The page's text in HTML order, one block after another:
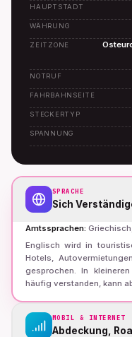
HAUPTSTADT
WÄHRUNG
ZEITZONE
NOTRUF
FAHRBAHNSEITE
STECKERTYP
SPANNUNG
SPRACHE
Sich
Amtssprachen:
Englisch wird in
Hotels,
gesprochen. In
häufig verstanden, kann
MOBIL & INTERNET
Abdeckung,